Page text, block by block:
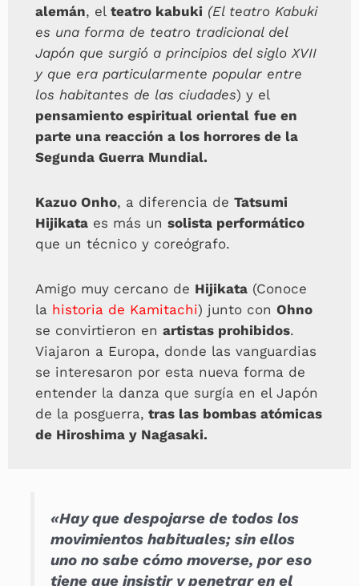
alemán, elteatro kabuki (El teatro Kabuki
es una forma de teatro tradicional del
Japón que surgió a principios del siglo XVII
y que era particularmente popular entre
los habitantes de las ciudades) y el
pensamiento espiritual oriental fue en
parte una reacción a los horrores de la
Segunda Guerra Mundial.
Kazuo Onho, a diferencia deTatsumi
Hijikata es más unsolista performático
que un técnico y coreógrafo.
Amigo muy cercano de Hijikata (Conoce
la historia de Kamitachi) junto conOhno
se convirtieron enartistas prohibidos.
Viajaron a Europa, donde las vanguardias
se interesaron por esta nueva forma de
entender la danza que surgía en el Japón
de la posguerra, tras las bombas atómicas
de Hiroshima y Nagasaki.
«Hay que despojarse de todos los
movimientos habituales; sin ellos
uno no sabe cómo moverse, por eso
tiene que insistir y penetrar en el